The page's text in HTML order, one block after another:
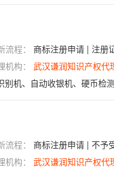
流程： 商标注册申请 | 注册
机构： 武汉谦润知识产权代
机、自动收银机、硬币检测
流程： 商标注册申请 | 不予
机构： 武汉谦润知识产权代